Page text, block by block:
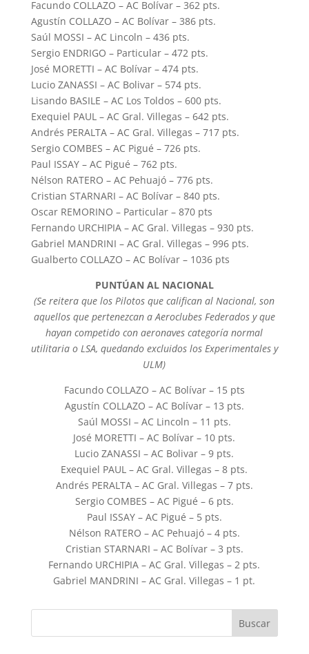
Facundo COLLAZO – AC Bolívar – 362 pts.
Agustín COLLAZO – AC Bolívar – 386 pts.
Saúl MOSSI – AC Lincoln – 436 pts.
Sergio ENDRIGO – Particular – 472 pts.
José MORETTI – AC Bolívar – 474 pts.
Lucio ZANASSI – AC Bolivar – 574 pts.
Lisando BASILE – AC Los Toldos – 600 pts.
Exequiel PAUL – AC Gral. Villegas – 642 pts.
Andrés PERALTA – AC Gral. Villegas – 717 pts.
Sergio COMBES – AC Pigué – 726 pts.
Paul ISSAY – AC Pigué – 762 pts.
Nélson RATERO – AC Pehuajó – 776 pts.
Cristian STARNARI – AC Bolívar – 840 pts.
Oscar REMORINO – Particular – 870 pts
Fernando URCHIPIA – AC Gral. Villegas – 930 pts.
Gabriel MANDRINI – AC Gral. Villegas – 996 pts.
Gualberto COLLAZO – AC Bolívar – 1036 pts
PUNTÚAN AL NACIONAL
(Se reitera que los Pilotos que califican al Nacional, son
aquellos que pertenezcan a Aeroclubes Federados y que
hayan competido con aeronaves categoría normal
utilitaria o LSA, quedando excluidos los Experimentales y
ULM)
Facundo COLLAZO – AC Bolívar – 15 pts
Agustín COLLAZO – AC Bolívar – 13 pts.
Saúl MOSSI – AC Lincoln – 11 pts.
José MORETTI – AC Bolívar – 10 pts.
Lucio ZANASSI – AC Bolivar – 9 pts.
Exequiel PAUL – AC Gral. Villegas – 8 pts.
Andrés PERALTA – AC Gral. Villegas – 7 pts.
Sergio COMBES – AC Pigué – 6 pts.
Paul ISSAY – AC Pigué – 5 pts.
Nélson RATERO – AC Pehuajó – 4 pts.
Cristian STARNARI – AC Bolívar – 3 pts.
Fernando URCHIPIA – AC Gral. Villegas – 2 pts.
Gabriel MANDRINI – AC Gral. Villegas – 1 pt.